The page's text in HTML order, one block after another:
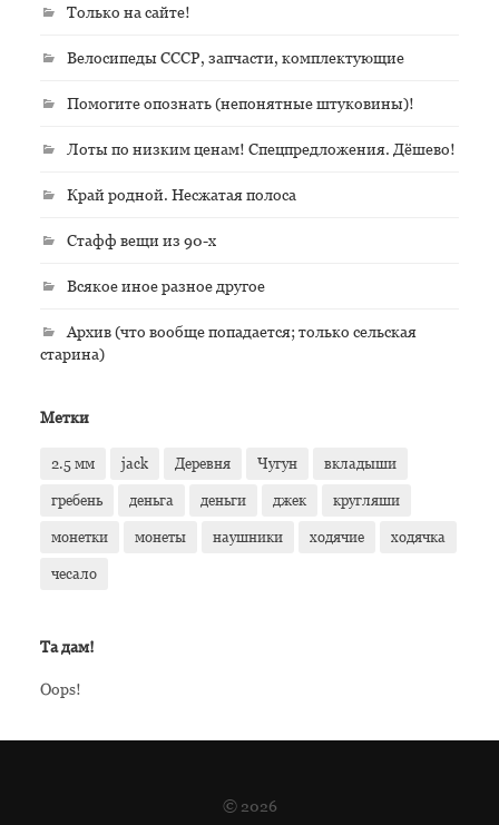
Только на сайте!
Велосипеды СССР, запчасти, комплектующие
Помогите опознать (непонятные штуковины)!
Лоты по низким ценам! Спецпредложения. Дёшево!
Край родной. Несжатая полоса
Стафф вещи из 90-х
Всякое иное разное другое
Архив (что вообще попадается; только сельская
старина)
Метки
2.5 мм jack Деревня Чугун вкладыши
гребень деньга деньги джек кругляши
монетки монеты наушники ходячие ходячка
чесало
Та дам!
Oops!
© 2026